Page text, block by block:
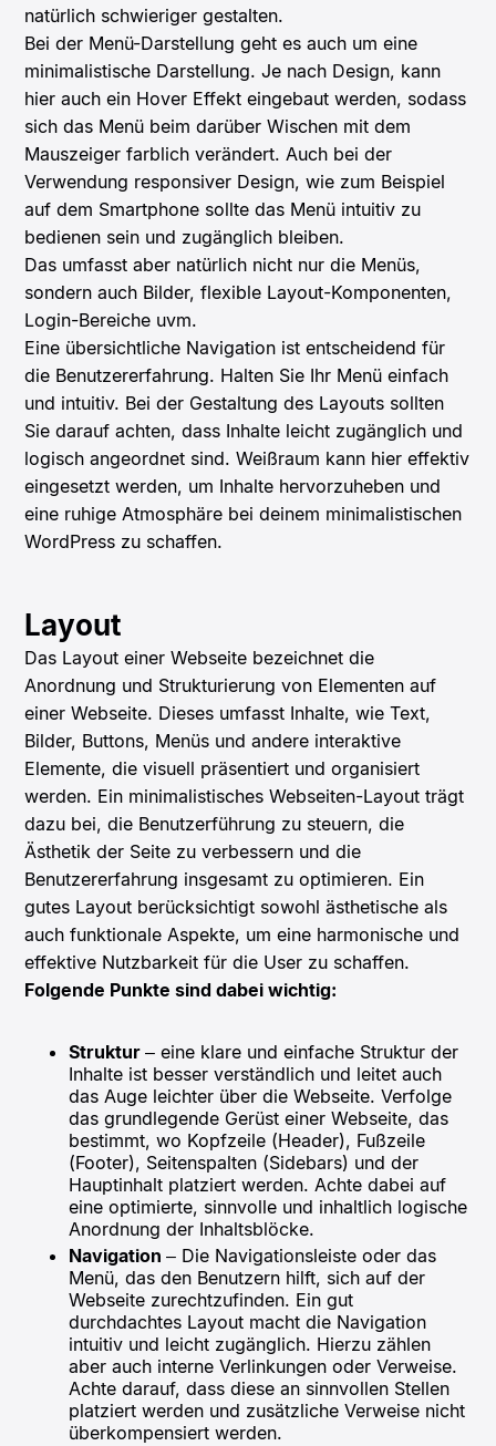
natürlich schwieriger gestalten.
Bei der Menü-Darstellung geht es auch um eine
minimalistische Darstellung. Je nach Design, kann
hier auch ein Hover Effekt eingebaut werden, sodass
sich das Menü beim darüber Wischen mit dem
Mauszeiger farblich verändert. Auch bei der
Verwendung responsiver Design, wie zum Beispiel
auf dem Smartphone sollte das Menü intuitiv zu
bedienen sein und zugänglich bleiben.
Das umfasst aber natürlich nicht nur die Menüs,
sondern auch Bilder, flexible Layout-Komponenten,
Login-Bereiche uvm.
Eine übersichtliche Navigation ist entscheidend für
die Benutzererfahrung. Halten Sie Ihr Menü einfach
und intuitiv. Bei der Gestaltung des Layouts sollten
Sie darauf achten, dass Inhalte leicht zugänglich und
logisch angeordnet sind. Weißraum kann hier effektiv
eingesetzt werden, um Inhalte hervorzuheben und
eine ruhige Atmosphäre bei deinem minimalistischen
WordPress zu schaffen.
Layout
Das Layout einer Webseite bezeichnet die
Anordnung und Strukturierung von Elementen auf
einer Webseite. Dieses umfasst Inhalte, wie Text,
Bilder, Buttons, Menüs und andere interaktive
Elemente, die visuell präsentiert und organisiert
werden. Ein minimalistisches Webseiten-Layout trägt
dazu bei, die Benutzerführung zu steuern, die
Ästhetik der Seite zu verbessern und die
Benutzererfahrung insgesamt zu optimieren. Ein
gutes Layout berücksichtigt sowohl ästhetische als
auch funktionale Aspekte, um eine harmonische und
effektive Nutzbarkeit für die User zu schaffen.
Folgende Punkte sind dabei wichtig:
Struktur– eine klare und einfache Struktur der
Inhalte ist besser verständlich und leitet auch
das Auge leichter über die Webseite. Verfolge
das grundlegende Gerüst einer Webseite, das
bestimmt, wo Kopfzeile (Header), Fußzeile
(Footer), Seitenspalten (Sidebars) und der
Hauptinhalt platziert werden. Achte dabei auf
eine optimierte, sinnvolle und inhaltlich logische
Anordnung der Inhaltsblöcke.
Navigation– Die Navigationsleiste oder das
Menü, das den Benutzern hilft, sich auf der
Webseite zurechtzufinden. Ein gut
durchdachtes Layout macht die Navigation
intuitiv und leicht zugänglich. Hierzu zählen
aber auch interne Verlinkungen oder Verweise.
Achte darauf, dass diese an sinnvollen Stellen
platziert werden und zusätzliche Verweise nicht
überkompensiert werden.